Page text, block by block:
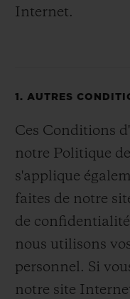
Internet.
1. AUTRES
Ces Conditions
notre Politique
s'applique
faites de notre
de
nous utilisons
personnel. Si
notre site